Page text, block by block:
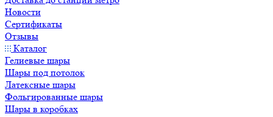
Новости
Сертификаты
Отзывы
Каталог
Гелиевые шары
Шары под потолок
Латексные шары
Фольгированные шары
Шары в коробках